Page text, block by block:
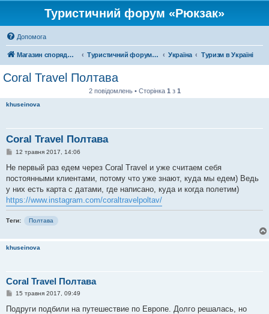
Туристичний форум «Рюкзак»
Допомога
Магазин спорядження Туристичний форум «Рюкзак» Україна Туризм в Україні
Coral Travel Полтава
2 повідомлень • Сторінка 1 з 1
khuseinova
Coral Travel Полтава
П
в
д
о
л
е
н
12 травня 2017, 14:06
Не первый раз едем через Coral Travel и уже считаем себя
постоянными клиентами, потому что уже знают, куда мы едем) Ведь
у них есть карта с датами, где написано, куда и когда полетим)
https://www.instagram.com/coraltravelpoltav/
Теги: Полтава
khuseinova
Coral Travel Полтава
П
в
15 травня 2017, 09:49
Подруги подбили на путешествие по Европе. Долго решалась, но